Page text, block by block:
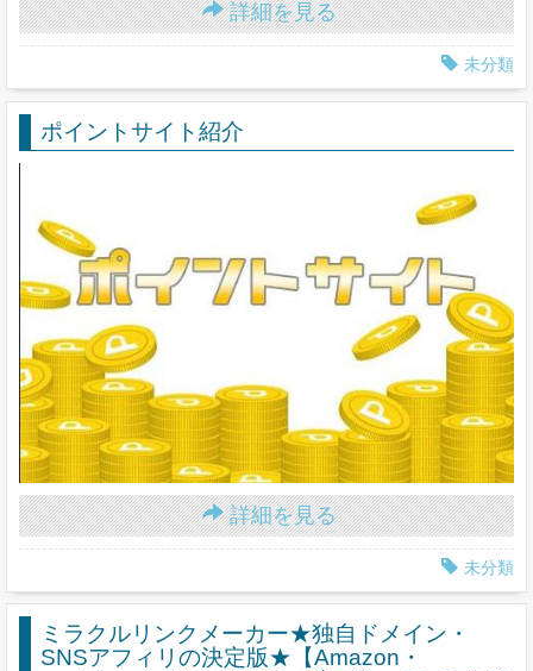
詳細を見る
未分類
ポイントサイト紹介
詳細を見る
未分類
ミラクルリンクメーカー★独自ドメイン・
SNSアフィリの決定版★【Amazon・